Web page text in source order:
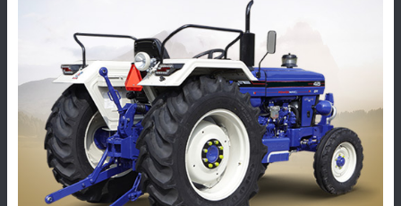
ने अपने स्तर पर खरीद शुरू करने का फैसला लिया। इस निर्णय से राज्य के हजारों
किसानों को राहत मिलने की उम्मीद है।
बाजार भाव और MSP के बीच बड़ा अंतर
तेलंगाना में वर्तमान समय में सूरजमुखी का बाजार भाव करीब 5,376 रुपये प्रति क्विंटल
चल रहा है, जबकि सरकार द्वारा तय MSP 7,721 रुपये प्रति क्विंटल है। यानी किसानों
को खुले बाजार में अपनी उपज बेचने पर प्रति क्विंटल लगभग 2,300 रुपये तक का
नुकसान उठाना पड़ सकता था। MSP पर खरीद शुरू होने से किसानों को इस घाटे से
राहत मिलेगी और उनकी आय में सुधार होगा।